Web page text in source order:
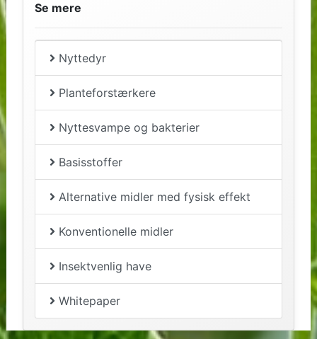
Se mere
Nyttedyr
Planteforstærkere
Nyttesvampe og bakterier
Basisstoffer
Alternative midler med fysisk effekt
Konventionelle midler
Insektvenlig have
Whitepaper